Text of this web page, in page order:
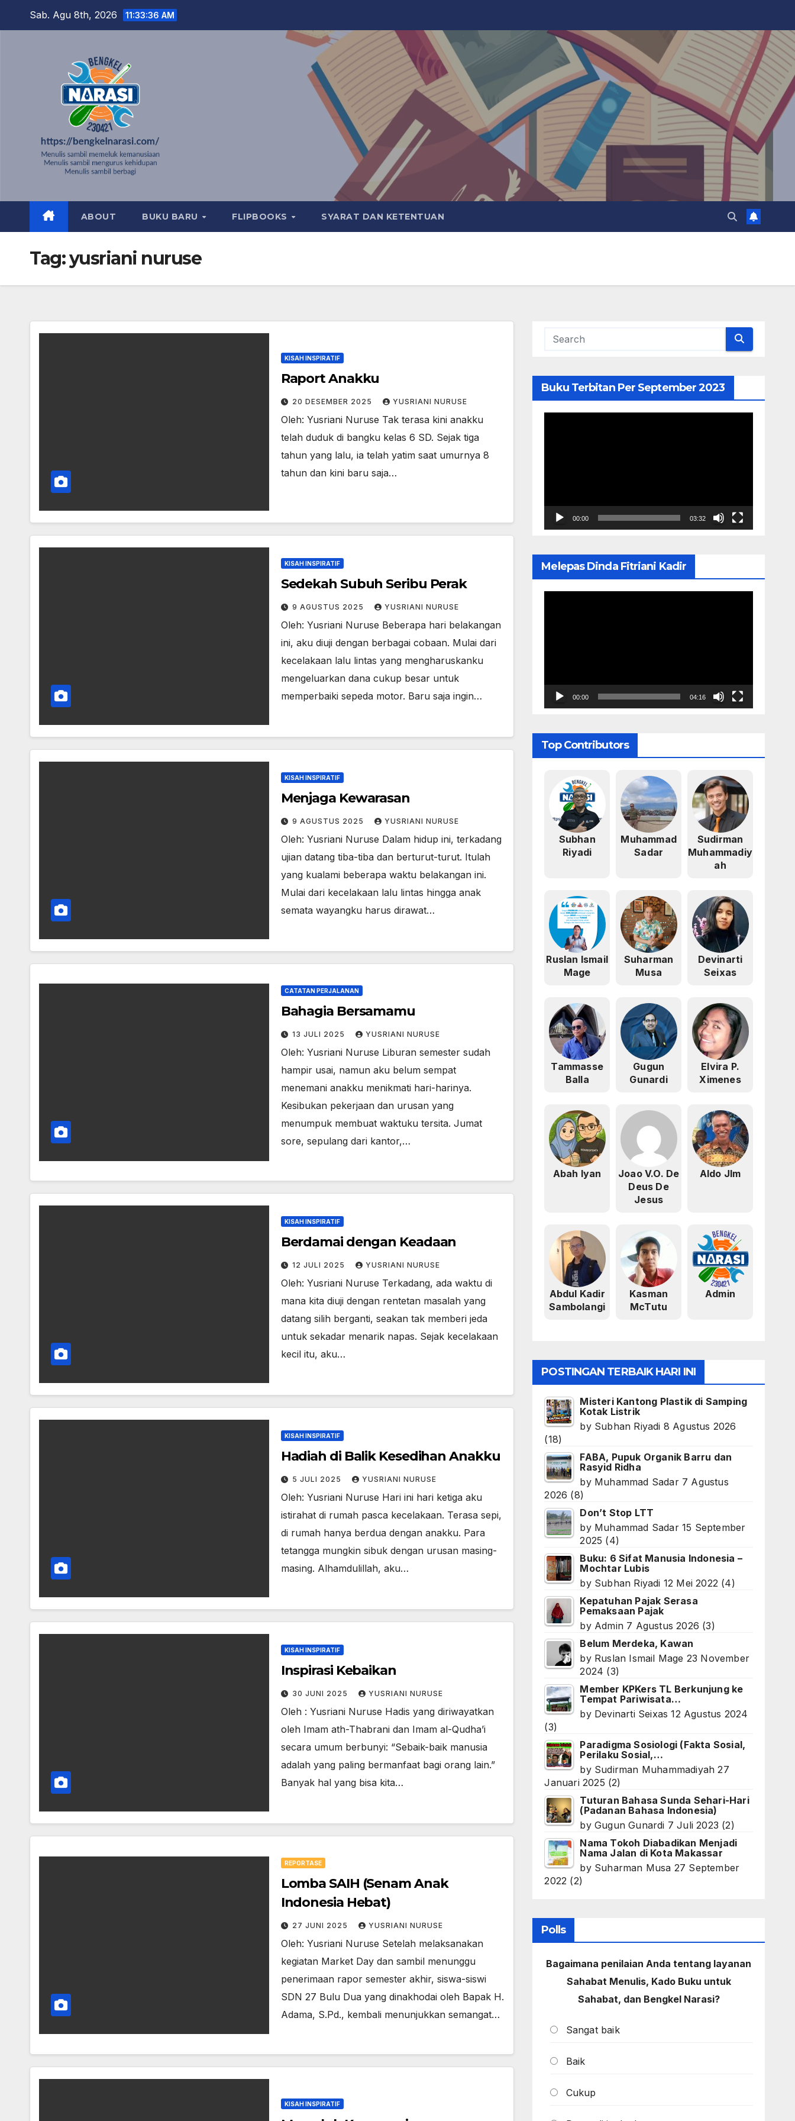
Sab. Agu 8th, 2026 11:33:37 AM
ABOUT BUKU BARU FLIPBOOKS SYARAT DAN KETENTUAN
Tag:yusriani nuruse
KISAH INSPIRATIF
Raport Anakku
20 DESEMBER 2025 YUSRIANI NURUSE
Oleh: Yusriani Nuruse Tak terasa kini anakku
telah duduk di bangku kelas 6 SD. Sejak tiga
tahun yang lalu, ia telah yatim saat umurnya 8
tahun dan kini baru saja…
KISAH INSPIRATIF
Sedekah Subuh Seribu Perak
9 AGUSTUS 2025 YUSRIANI NURUSE
Oleh: Yusriani Nuruse Beberapa hari belakangan
ini, aku diuji dengan berbagai cobaan. Mulai dari
kecelakaan lalu lintas yang mengharuskanku
mengeluarkan dana cukup besar untuk
memperbaiki sepeda motor. Baru saja ingin…
KISAH INSPIRATIF
Menjaga Kewarasan
9 AGUSTUS 2025 YUSRIANI NURUSE
Oleh: Yusriani Nuruse Dalam hidup ini, terkadang
ujian datang tiba-tiba dan berturut-turut. Itulah
yang kualami beberapa waktu belakangan ini.
Mulai dari kecelakaan lalu lintas hingga anak
semata wayangku harus dirawat…
CATATAN PERJALANAN
Bahagia Bersamamu
13 JULI 2025 YUSRIANI NURUSE
Oleh: Yusriani Nuruse Liburan semester sudah
hampir usai, namun aku belum sempat
menemani anakku menikmati hari-harinya.
Kesibukan pekerjaan dan urusan yang
menumpuk membuat waktuku tersita. Jumat
sore, sepulang dari kantor,…
KISAH INSPIRATIF
Berdamai dengan Keadaan
12 JULI 2025 YUSRIANI NURUSE
Oleh: Yusriani Nuruse Terkadang, ada waktu di
mana kita diuji dengan rentetan masalah yang
datang silih berganti, seakan tak memberi jeda
untuk sekadar menarik napas. Sejak kecelakaan
kecil itu, aku…
KISAH INSPIRATIF
Hadiah di Balik Kesedihan Anakku
5 JULI 2025 YUSRIANI NURUSE
Oleh: Yusriani Nuruse Hari ini hari ketiga aku
istirahat di rumah pasca kecelakaan. Terasa sepi,
di rumah hanya berdua dengan anakku. Para
tetangga mungkin sibuk dengan urusan masing-
masing. Alhamdulillah, aku…
KISAH INSPIRATIF
Inspirasi Kebaikan
30 JUNI 2025 YUSRIANI NURUSE
Oleh : Yusriani Nuruse Hadis yang diriwayatkan
oleh Imam ath-Thabrani dan Imam al-Qudha’i
secara umum berbunyi: “Sebaik-baik manusia
adalah yang paling bermanfaat bagi orang lain.”
Banyak hal yang bisa kita…
REPORTASE
Lomba SAIH (Senam Anak
Indonesia Hebat)
27 JUNI 2025 YUSRIANI NURUSE
Oleh: Yusriani Nuruse Setelah melaksanakan
kegiatan Market Day dan sambil menunggu
penerimaan rapor semester akhir, siswa-siswi
SDN 27 Bulu Dua yang dinakhodai oleh Bapak H.
Adama, S.Pd., kembali menunjukkan semangat…
KISAH INSPIRATIF
Buku Terbitan Per September 2023
00:00 03:32
Melepas Dinda Fitriani Kadir
00:00 04:16
Top Contributors
Subhan
Riyadi
Muhammad
Sadar
Sudirman
Muhammadiy
ah
Ruslan Ismail
Mage
Suharman
Musa
Devinarti
Seixas
Tammasse
Balla
Gugun
Gunardi
Elvira P.
Ximenes
Abah Iyan
Joao V.O. De
Deus De
Jesus
Aldo Jlm
Abdul Kadir
Sambolangi
Kasman
McTutu
Admin
POSTINGAN TERBAIK HARI INI
Misteri Kantong Plastik di Samping
Kotak Listrik
by Subhan Riyadi 8 Agustus 2026
(18)
FABA, Pupuk Organik Barru dan
Rasyid Ridha
by Muhammad Sadar 7 Agustus
2026 (8)
Don’t Stop LTT
by Muhammad Sadar 15 September
2025 (4)
Buku: 6 Sifat Manusia Indonesia –
Mochtar Lubis
by Subhan Riyadi 12 Mei 2022 (4)
Kepatuhan Pajak Serasa
Pemaksaan Pajak
by Admin 7 Agustus 2026 (3)
Belum Merdeka, Kawan
by Ruslan Ismail Mage 23 November
2024 (3)
Member KPKers TL Berkunjung ke
Tempat Pariwisata…
by Devinarti Seixas 12 Agustus 2024
(3)
Paradigma Sosiologi (Fakta Sosial,
Perilaku Sosial,…
by Sudirman Muhammadiyah 27
Januari 2025 (2)
Tuturan Bahasa Sunda Sehari-Hari
(Padanan Bahasa Indonesia)
by Gugun Gunardi 7 Juli 2023 (2)
Nama Tokoh Diabadikan Menjadi
Nama Jalan di Kota Makassar
by Suharman Musa 27 September
2022 (2)
Polls
Bagaimana penilaian Anda tentang layanan
Sahabat Menulis, Kado Buku untuk
Sahabat, dan Bengkel Narasi?
Sangat baik
Baik
Cukup